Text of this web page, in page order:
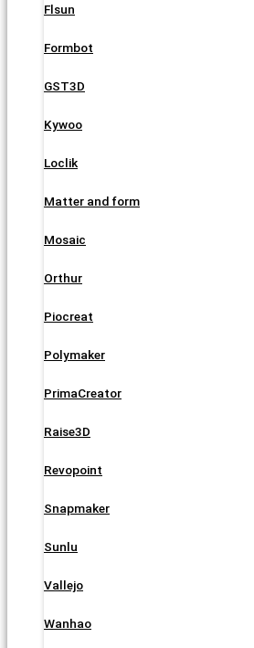
Flsun
Formbot
GST3D
Kywoo
Loclik
Matter and form
Mosaic
Orthur
Piocreat
Polymaker
PrimaCreator
Raise3D
Revopoint
Snapmaker
Sunlu
Vallejo
Wanhao